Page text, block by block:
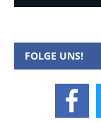
FOLGE UNS!